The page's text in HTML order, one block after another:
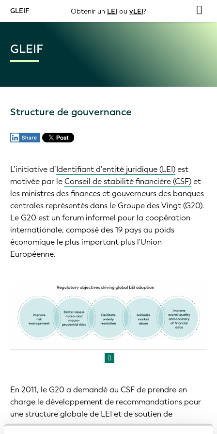
GLEIF Obtenir un LEI ou vLEI?
GLEIF
Structure de gouvernance
L’initiative d’Identifiant d’entité juridique (LEI)est
motivée par leConseil de stabilité financière (CSF)et
les ministres des finances et gouverneurs des banques
centrales représentés dans le Groupe des Vingt (G20).
Le G20 est un forum informel pour la coopération
internationale, composé des 19 pays au poids
économique le plus important plus l'Union
Européenne.
En 2011, le G20 a demandé au CSF de prendre en
charge le développement de recommandations pour
une structure globale de LEI et de soutien de
gouvernance.